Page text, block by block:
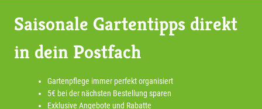
Saisonale Gartentipps direkt
in dein Postfach
Gartenpflege immer perfekt organisiert
5€ bei der nächsten Bestellung sparen
Exklusive Angebote und Rabatte